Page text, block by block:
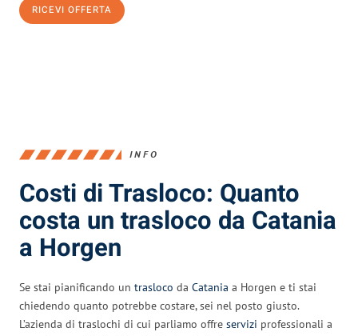
RICEVI OFFERTA
INFO
Costi di Trasloco: Quanto
costa un trasloco da Catania
a Horgen
Se stai pianificando un trasloco da Catania a Horgen e ti stai
chiedendo quanto potrebbe costare, sei nel posto giusto.
L’azienda di traslochi di cui parliamo offre servizi professionali a